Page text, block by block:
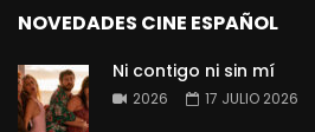
NOVEDADES CINE ESPAÑOL
Ni contigo ni sin mí
2026 17 JULIO 2026